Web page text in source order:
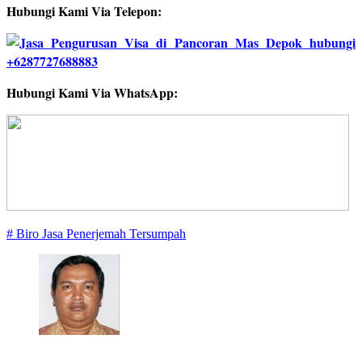
Hubungi Kami Via Telepon:
Hubungi Kami Via WhatsApp:
# Biro Jasa Penerjemah Tersumpah